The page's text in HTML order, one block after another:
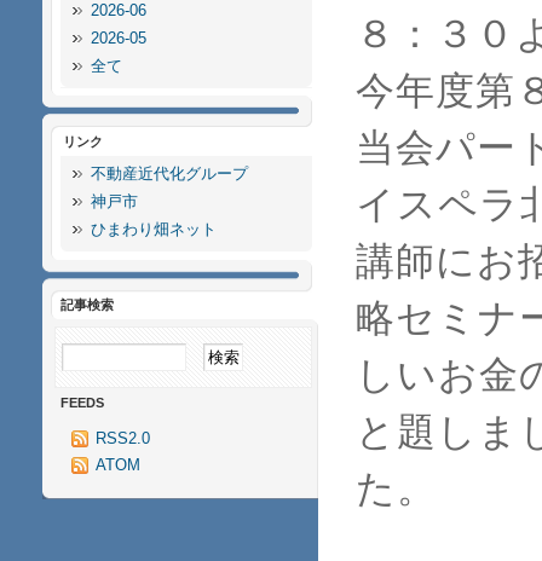
８：３０
今年度第
当会パー
イスペラ
講師にお
略セミナ
しいお金
と題しま
た。
2026-06
2026-05
全て
リンク
不動産近代化グループ
神戸市
ひまわり畑ネット
記事検索
FEEDS
RSS2.0
ATOM